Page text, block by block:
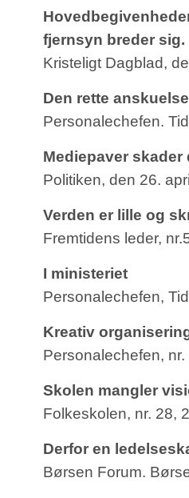
fjernsyn breder sig.
Kristeligt Dagblad,
Den rette
Personalechefen.
Mediepaver skader
Politiken, den 26.
Verden er lille og
Fremtidens leder,
I ministeriet
Personalechefen,
Kreativ
Personalechefen,
Skolen mangler
Folkeskolen, nr. 28,
Derfor en
Børsen Forum.